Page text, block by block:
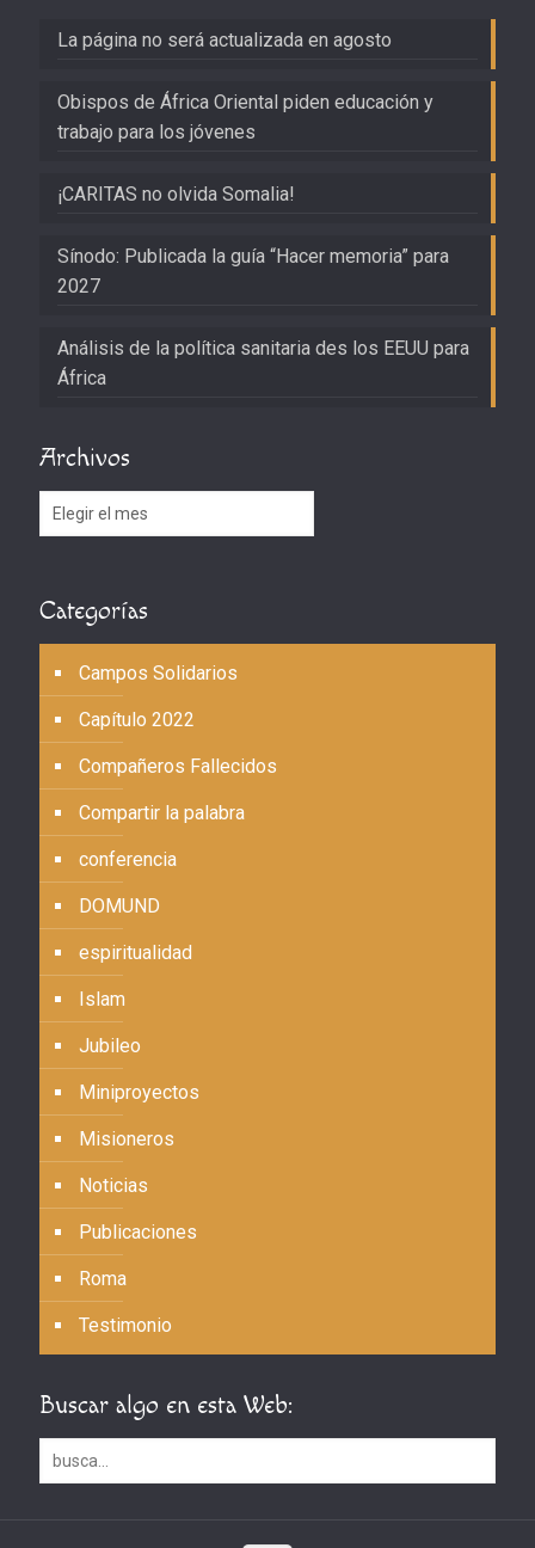
La página no será actualizada en agosto
Obispos de África Oriental piden educación y
trabajo para los jóvenes
¡CARITAS no olvida Somalia!
Sínodo: Publicada la guía “Hacer memoria” para
2027
Análisis de la política sanitaria des los EEUU para
África
Archivos
Archivos
Categorías
Campos Solidarios
Capítulo 2022
Compañeros Fallecidos
Compartir la palabra
conferencia
DOMUND
espiritualidad
Islam
Jubileo
Miniproyectos
Misioneros
Noticias
Publicaciones
Roma
Testimonio
Buscar algo en esta Web: